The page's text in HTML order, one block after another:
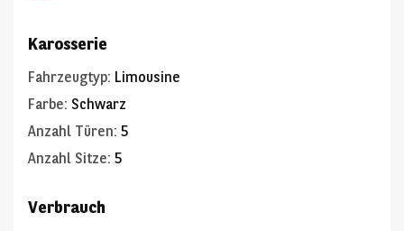
Karosserie
Fahrzeugtyp: Limousine
Farbe: Schwarz
Anzahl Türen: 5
Anzahl Sitze: 5
Verbrauch